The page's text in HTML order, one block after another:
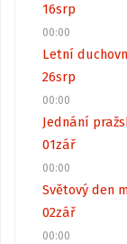
16srp
00:00
Letní
26srp
00:00
Jednání
01zář
00:00
Světový den
02zář
00:00